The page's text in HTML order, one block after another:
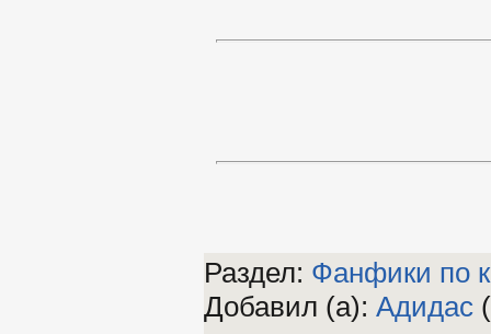
Раздел: Фанфики по
Добавил (а): Адидас